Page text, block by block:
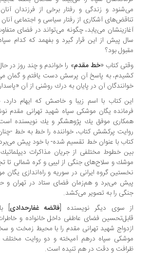
و زندگی و رفتار برخی از فرزندان آنان را
آشكاری از رفتار سیاسی و اجتماعی آنان با
می‌یابد، چگونه می‌تواند در فضای متفاوت
پیش از این قرار گیرد و بفهمد كه كدام سپاه
بود؟
كتاب « خط مقدم» را خواندم و چند روز در حال و
به پاسخ آن پرسش دست یافتم و گمان می‌کنم
آن در پایان به درك روشنی از آن
كتاب با اسم زیبا و خاصش كه ایهام دارد، با
یگان موشكی سپاه شهید تهرانی مقدم نوشته
موفق یك پژوهشگر و یك نویسنده است. نثر
پركشش كتاب، خواننده را خط به خط -چنان‌که
با عنوان خط تقسیم شده- با خود پیش می‌برد و
خطوط مختلفی از جریان مذاكرات دیپلماتیك
و سلاح‌های جنگی از لیبی و كره شمالی تا تجربه
گروه ایرانی در سوریه و راه‌اندازی یگان موشكی
می‌برد و هم‌زمان فضای ستاد در تهران و حال و
را به تصویر می‌کشد.
سوی دیگر نویسنده [فائضه غفارحدادی] با
فضای عاطفی داخل خانواده و خاطرات
شهید تهرانی مقدم را با محیط زمخت و سخت
سپاه درهم آمیخته و دو روایت مختلف نرم
و دقت در هم تنیده است.